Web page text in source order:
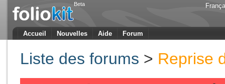
Beta
Accueil Nouvelles Aide Forum
Liste des forums > Reprise